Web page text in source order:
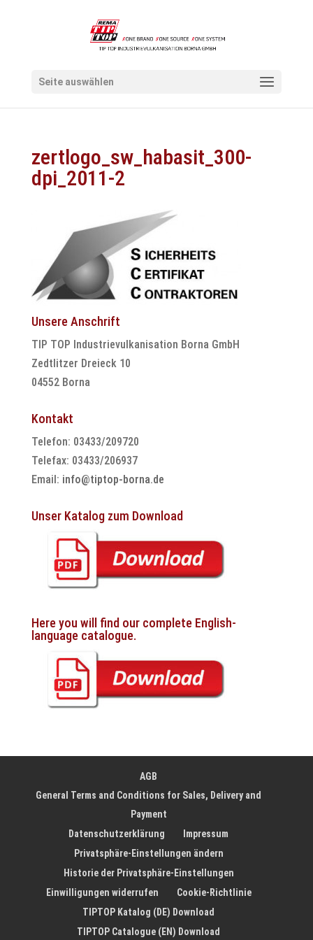
Seite auswählen
zertlogo_sw_habasit_300-
dpi_2011-2
Unsere Anschrift
TIP TOP Industrievulkanisation Borna GmbH
Zedtlitzer Dreieck 10
04552 Borna
Kontakt
Telefon: 03433/209720
Telefax: 03433/206937
Email: info@tiptop-borna.de
Unser Katalog zum Download
Here you will find our complete English-
language catalogue.
AGB
General Terms and Conditions for Sales, Delivery and
Payment
Datenschutzerklärung
Impressum
Privatsphäre-Einstellungen ändern
Historie der Privatsphäre-Einstellungen
Einwilligungen widerrufen
Cookie-Richtlinie
TIPTOP Katalog (DE) Download
TIPTOP Catalogue (EN) Download